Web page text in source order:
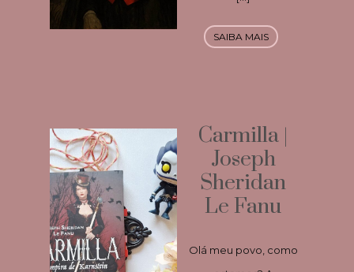
SAIBA MAIS
Carmilla |
Joseph
Sheridan
Le Fanu
Olá meu povo, como